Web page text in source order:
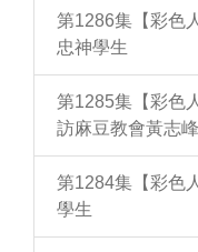
第1286集【彩色
忠神學生
第1285集【彩色
訪麻豆教會黃志
第1284集【彩色
學生